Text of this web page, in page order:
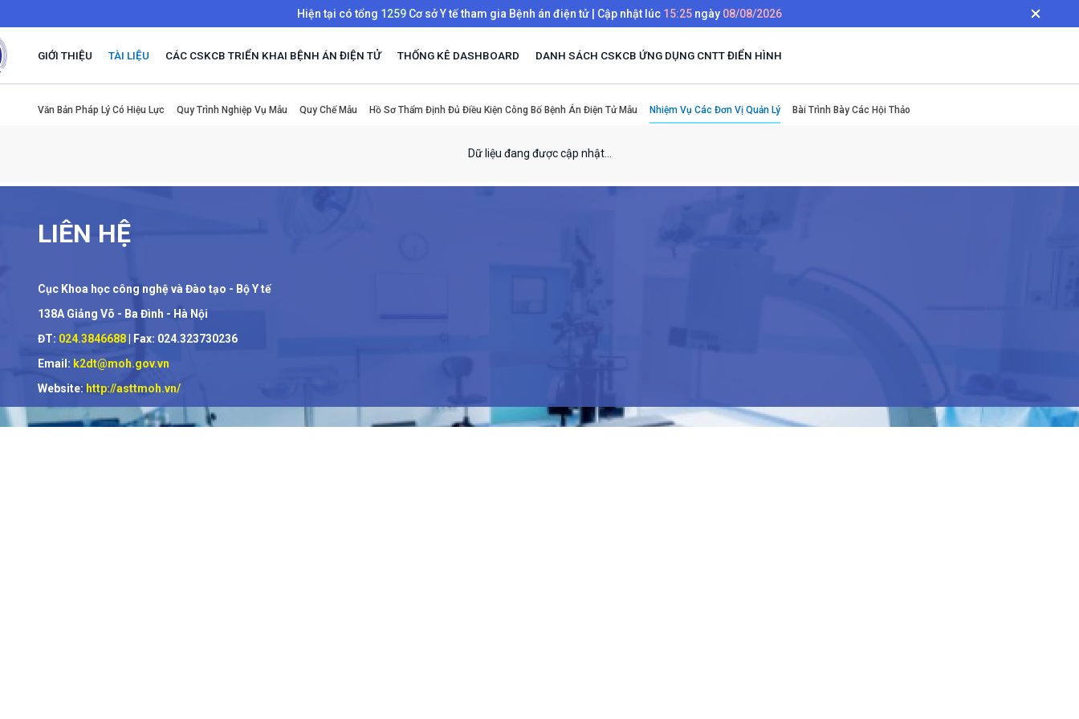
Hiện tại có tổng 1259 Cơ sở Y tế tham gia Bệnh án điện tử | Cập nhật lúc 15:25 ngày 08/08/2026
GIỚI THIỆU TÀI LIỆU CÁC CSKCB TRIỂN KHAI BỆNH ÁN ĐIỆN TỬ THỐNG KÊ DASHBOARD DANH SÁCH CSKCB ỨNG DỤNG CNTT ĐIỂN HÌNH
Văn Bản Pháp Lý Có Hiệu Lực Quy Trình Nghiệp Vụ Mẫu Quy Chế Mẫu Hồ Sơ Thẩm Định Đủ Điều Kiện Công Bố Bệnh Án Điện Tử Mẫu Nhiệm Vụ Các Đơn Vị Quản Lý Bài Trình Bày Các Hội Thảo
Dữ liệu đang được cập nhật...
LIÊN HỆ
Cục Khoa học công nghệ và Đào tạo - Bộ Y tế
138A Giảng Võ - Ba Đình - Hà Nội
ĐT: 024.3846688 | Fax: 024.323730236
Email: k2dt@moh.gov.vn
Website: http://asttmoh.vn/